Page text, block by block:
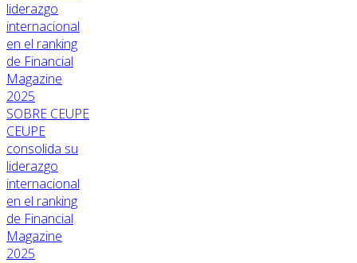
SOBRE CEUPE
CEUPE
consolida su
liderazgo
internacional
en el ranking
de Financial
Magazine
2025